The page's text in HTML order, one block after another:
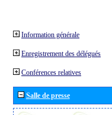
Information générale
Enregistrement des délégués
Conférences relatives
Salle de presse